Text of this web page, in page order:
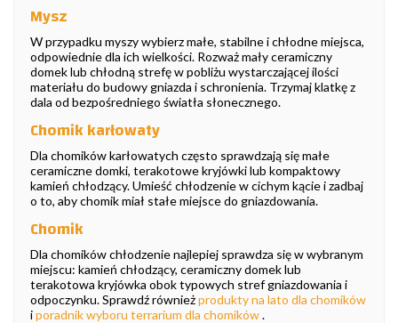
Mysz
W przypadku myszy wybierz małe, stabilne i chłodne miejsca,
odpowiednie dla ich wielkości. Rozważ mały ceramiczny
domek lub chłodną strefę w pobliżu wystarczającej ilości
materiału do budowy gniazda i schronienia. Trzymaj klatkę z
dala od bezpośredniego światła słonecznego.
Chomik karłowaty
Dla chomików karłowatych często sprawdzają się małe
ceramiczne domki, terakotowe kryjówki lub kompaktowy
kamień chłodzący. Umieść chłodzenie w cichym kącie i zadbaj
o to, aby chomik miał stałe miejsce do gniazdowania.
Chomik
Dla chomików chłodzenie najlepiej sprawdza się w wybranym
miejscu: kamień chłodzący, ceramiczny domek lub
terakotowa kryjówka obok typowych stref gniazdowania i
odpoczynku. Sprawdź równieżprodukty na lato dla chomików
iporadnik wyboru terrarium dla chomików.